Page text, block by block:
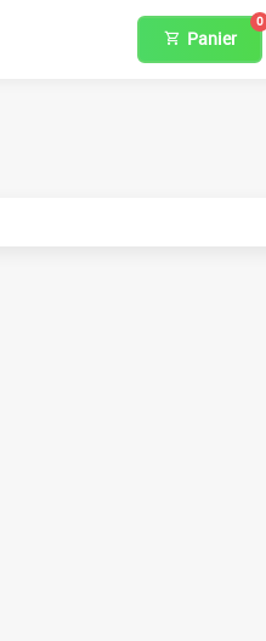
Panier
0